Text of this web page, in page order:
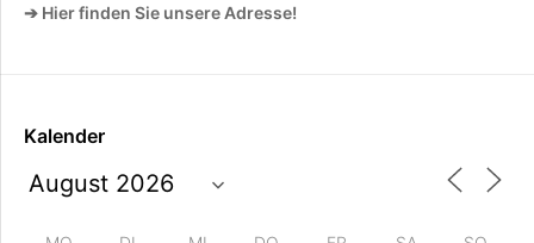
➔ Hier finden Sie unsere Adresse!
Kalender